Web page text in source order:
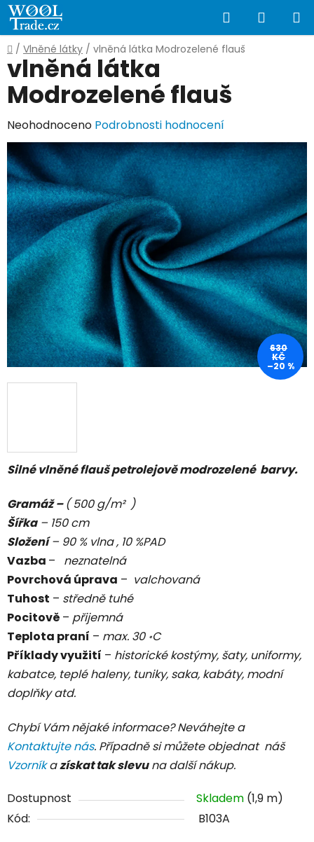
Přejít
na
obsah
Hledat
KOŠÍK
Domů
/ Vlněné látky / vlněná látka Modrozelené flauš
Silné vlněné flauš petrolejově modrozelené barvy.
Gramáž –( 500 g/m² )
Šířka– 150 cm
Složení– 90 % vlna , 10 %PAD
Vazba – neznatelná
Povrchová úprava – valchovaná
Tuhost – středně tuhé
Pocitově – přijemná
Teplota praní – max. 30 ॰C
Příklady využití – historické kostýmy, šaty, uniformy,
kabatce, teplé haleny, tuniky, saka, kabáty, modní
doplňky atd.
Chybí Vám nějaké informace? Neváhejte a
Kontaktujte nás. Případně si můžete objednat náš
Vzorníkazískat tak slevuna další nákup.
Dostupnost Skladem (1,9 m)
Kód:
B103A
vlněná látka
Modrozelené flauš
Průměrné
hodnocení
produktu
je
0,0
z
5
hvězdiček.
Neohodnoceno Podrobnosti hodnocení
630
KČ
–20 %